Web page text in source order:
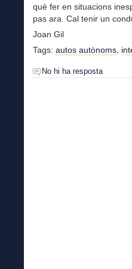
què fer en situacions
pas ara. Cal tenir un
Joan Gil
Tags: autos autònoms
No hi ha resposta